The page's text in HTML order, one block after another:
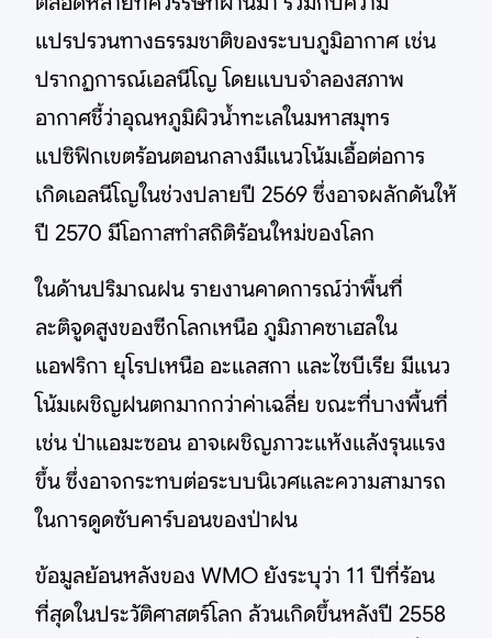
แปรปรวนทางธรรมชาติของระบบภูมิอากาศ เช่น
ปรากฏการณ์เอลนีโญ โดยแบบจำลองสภาพ
อากาศชี้ว่าอุณหภูมิผิวน้ำทะเลในมหาสมุทร
แปซิฟิกเขตร้อนตอนกลางมีแนวโน้มเอื้อต่อการ
เกิดเอลนีโญในช่วงปลายปี 2569 ซึ่งอาจผลักดันให้
ปี 2570 มีโอกาสทำสถิติร้อนใหม่ของโลก
ในด้านปริมาณฝน รายงานคาดการณ์ว่าพื้นที่
ละติจูดสูงของซีกโลกเหนือ ภูมิภาคซาเฮลใน
แอฟริกา ยุโรปเหนือ อะแลสกา และไซบีเรีย มีแนว
โน้มเผชิญฝนตกมากกว่าค่าเฉลี่ย ขณะที่บางพื้นที่
เช่น ป่าแอมะซอน อาจเผชิญภาวะแห้งแล้งรุนแรง
ขึ้น ซึ่งอาจกระทบต่อระบบนิเวศและความสามารถ
ในการดูดซับคาร์บอนของป่าฝน
ข้อมูลย้อนหลังของ WMO ยังระบุว่า 11 ปีที่ร้อน
ที่สุดในประวัติศาสตร์โลก ล้วนเกิดขึ้นหลังปี 2558